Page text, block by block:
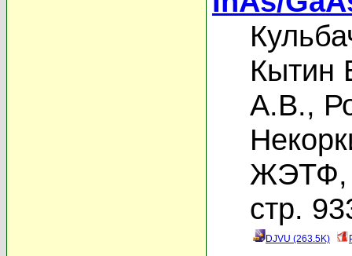
Кытин
А.В.,
ЖЭТФ,
стр.
DJVU (263.5K)